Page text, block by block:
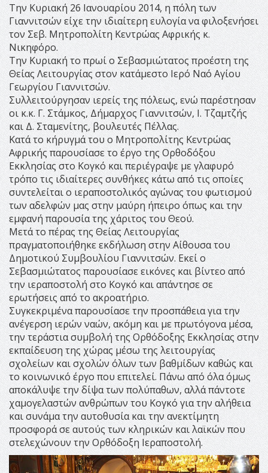
Την Κυριακή 26 Ιανουαρίου 2014, η πόλη των
Γιαννιτσών είχε την ιδιαίτερη ευλογία να φιλοξενήσει
τον Σεβ. Μητροπολίτη Κεντρώας Αφρικής κ.
Νικηφόρο.
Την Κυριακή το πρωί ο Σεβασμιώτατος προέστη της
Θείας Λειτουργίας στον κατάμεστο Ιερό Ναό Αγίου
Γεωργίου Γιαννιτσών.
Συλλειτούργησαν ιερείς της πόλεως, ενώ παρέστησαν
οι κ.κ. Γ. Στάμκος, Δήμαρχος Γιαννιτσών, Ι. Τζαμτζής
και Δ. Σταμενίτης, βουλευτές Πέλλας.
Κατά το κήρυγμά του ο Μητροπολίτης Κεντρώας
Αφρικής παρουσίασε το έργο της Ορθοδόξου
Εκκλησίας στο Κογκό και περιέγραψε με γλαφυρό
τρόπο τις ιδιαίτερες συνθήκες κάτω από τις οποίες
συντελείται ο ιεραποστολικός αγώνας του φωτισμού
των αδελφών μας στην μαύρη ήπειρο όπως και την
εμφανή παρουσία της χάριτος του Θεού.
Μετά το πέρας της Θείας Λειτουργίας
πραγματοποιήθηκε εκδήλωση στην Αίθουσα του
Δημοτικού Συμβουλίου Γιαννιτσών. Εκεί ο
Σεβασμιώτατος παρουσίασε εικόνες και βίντεο από
την ιεραποστολή στο Κογκό και απάντησε σε
ερωτήσεις από το ακροατήριο.
Συγκεκριμένα παρουσίασε την προσπάθεια για την
ανέγερση ιερών ναών, ακόμη και με πρωτόγονα μέσα,
την τεράστια συμβολή της Ορθόδοξης Εκκλησίας στην
εκπαίδευση της χώρας μέσω της λειτουργίας
σχολείων και σχολών όλων των βαθμίδων καθώς και
το κοινωνικό έργο που επιτελεί. Πάνω από όλα όμως
αποκάλυψε την δίψα των πολύπαθων, αλλά πάντοτε
χαμογελαστών ανθρώπων του Κογκό για την αλήθεια
και συνάμα την αυτοθυσία και την ανεκτίμητη
προσφορά σε αυτούς των κληρικών και λαϊκών που
στελεχώνουν την Ορθόδοξη Ιεραποστολή.